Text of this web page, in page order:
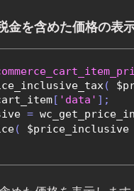
金を含めた価格の表
(
[ 'data' ];
=
(